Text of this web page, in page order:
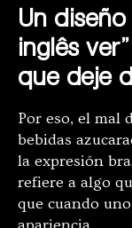
Un
inglês
que deje
Por eso, el mal
bebidas
la expresión
refiere a algo
que cuando